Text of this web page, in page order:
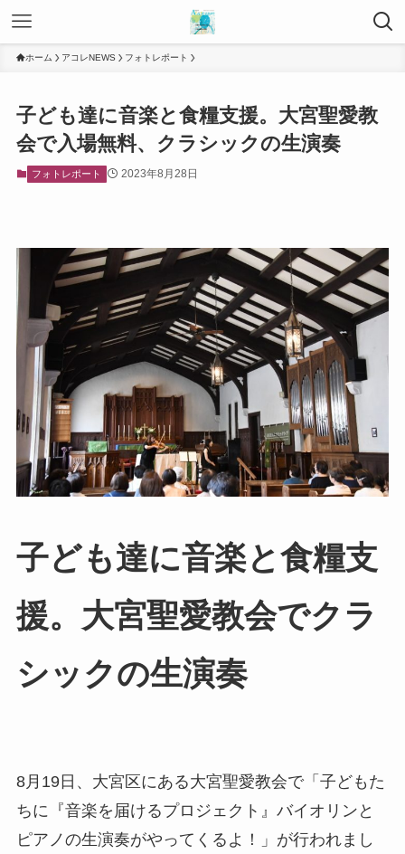
ホーム アコレNEWS フォトレポート
子ども達に音楽と食糧支援。大宮聖愛教
会で入場無料、クラシックの生演奏
フォトレポート 2023年8月28日
子ども達に音楽と食糧支
援。大宮聖愛教会でクラ
シックの生演奏
8月19日、大宮区にある大宮聖愛教会で「子どもた
ちに『音楽を届けるプロジェクト』バイオリンと
ピアノの生演奏がやってくるよ！」が行われまし